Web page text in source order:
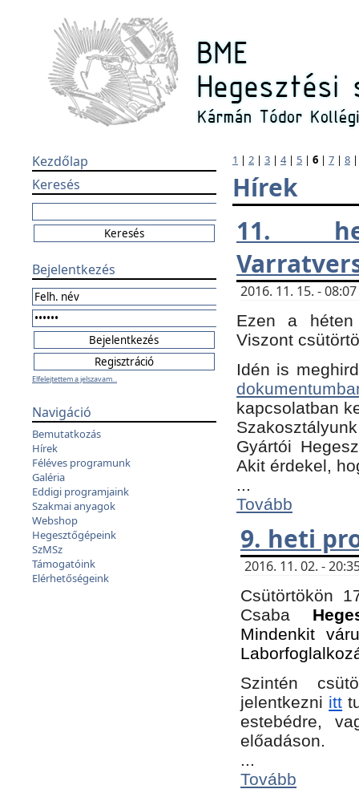
Kezdőlap
Keresés
Bejelentkezés
Elfelejtettem a jelszavam...
Navigáció
Bemutatkozás
Hírek
Féléves programunk
Galéria
Eddigi programjaink
Szakmai anyagok
Webshop
Hegesztőgépeink
SzMSz
Támogatóink
Elérhetőségeink
1 | 2 | 3 | 4| 5 | 6 | 7 | 8
Hírek
11.
2016. 11. 15. -
Ezen a héten
Viszont
Idén is
kapcsolatban
Gyártói
Akit érdekel,
...
Tovább
9. heti
2016. 11. 02. -
Csütörtökön
Csaba
Mindenkit
Szintén
jelentkezni itt
estebédre,
előadáson.
...
Tovább